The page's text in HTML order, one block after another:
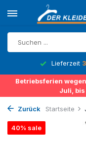
Lieferzeit
Betriebsferien
Juli, bis
Zurück Startseite
40% sale